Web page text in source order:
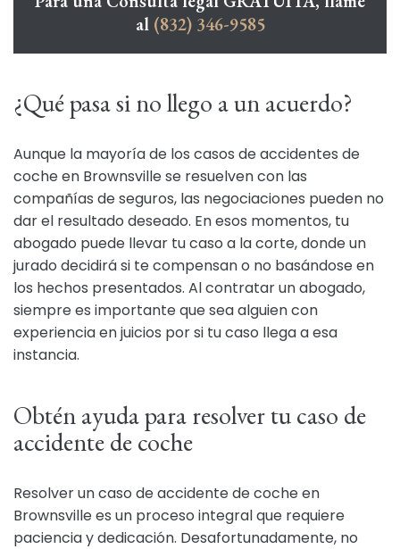
al (832) 346-9585
¿Qué pasa si no llego a un acuerdo?
Aunque la mayoría de los casos de accidentes de
coche en Brownsville se resuelven con las
compañías de seguros, las negociaciones pueden no
dar el resultado deseado. En esos momentos, tu
abogado puede llevar tu caso a la corte, donde un
jurado decidirá si te compensan o no basándose en
los hechos presentados. Al contratar un abogado,
siempre es importante que sea alguien con
experiencia en juicios por si tu caso llega a esa
instancia.
Obtén ayuda para resolver tu caso de
accidente de coche
Resolver un caso de accidente de coche en
Brownsville es un proceso integral que requiere
paciencia y dedicación. Desafortunadamente, no